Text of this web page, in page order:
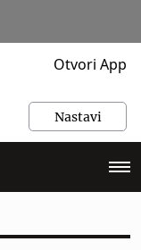
Otvori App
Nastavi